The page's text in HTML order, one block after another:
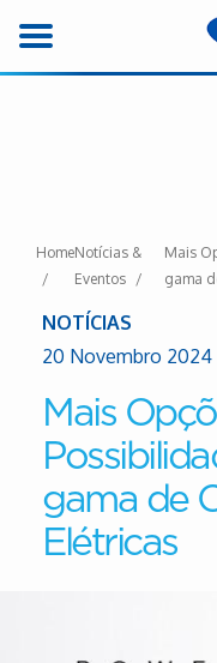
HomeNotícias &
Eventos
Mais
gama
NOTÍCIAS
20 Novembro 2024
Mais
gama de
Elétricas